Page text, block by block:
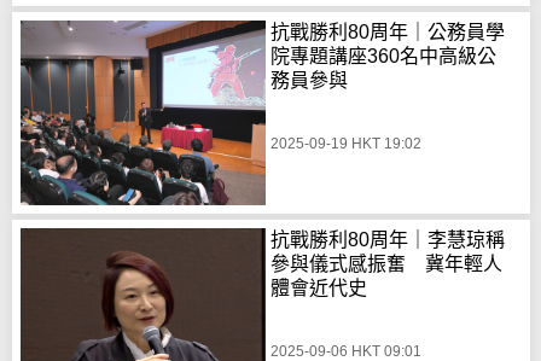
抗戰勝利80周年｜公務員學
院專題講座360名中高級公
務員參與
2025-09-19 HKT 19:02
抗戰勝利80周年｜李慧琼稱
參與儀式感振奮 冀年輕人
體會近代史
2025-09-06 HKT 09:01